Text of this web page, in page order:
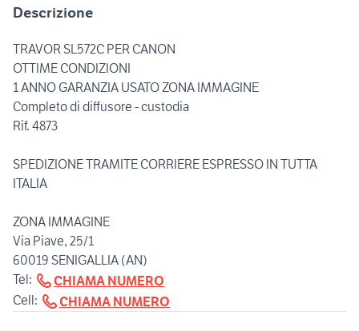
Descrizione
TRAVOR SL572C PER CANON
OTTIME CONDIZIONI
1 ANNO GARANZIA USATO ZONA IMMAGINE
Completo di diffusore - custodia
Rif. 4873
SPEDIZIONE TRAMITE CORRIERE ESPRESSO IN TUTTA
ITALIA
ZONA IMMAGINE
Via Piave, 25/1
60019 SENIGALLIA (AN)
Tel:
CHIAMA NUMERO
Cell:
CHIAMA NUMERO